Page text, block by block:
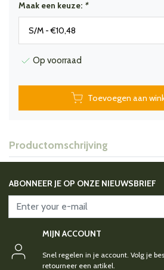
Maak een keuze: *
Op voorraad
Toevoegen aan
Productomschrijving
ABONNEER JE OP ONZE NIEUWSBRIEF
MIJN ACCOUNT
Snel regelen in je account. Volg je
retourneer een artikel.